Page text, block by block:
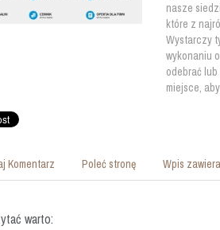
nasze
które z
Wystarczy
wykonaniu
odebrać
miejsce,
Komentarz Poleć stronę Wpis
warto: